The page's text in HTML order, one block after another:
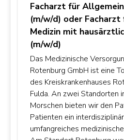
Facharzt für
(m/w/d) oder Facharzt
Medizin mit
(m/w/d)
Das Medizinische
Rotenburg GmbH ist eine
des Kreiskrankenhauses
Fulda. An zwei Standorten
Morschen bieten wir den
Patienten ein
umfangreiches